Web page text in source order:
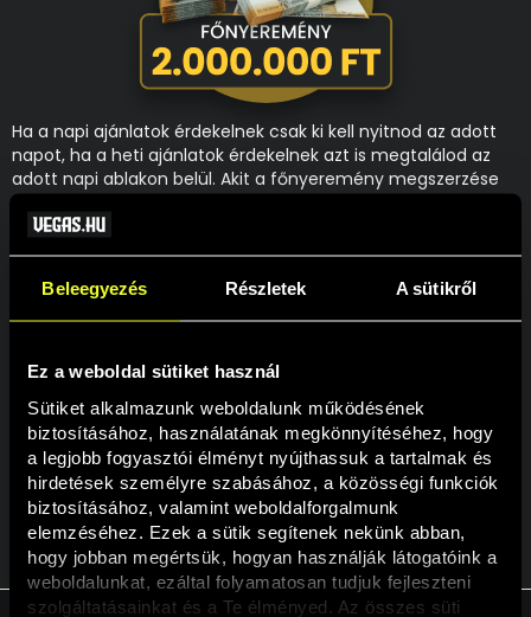
Beleegyezés Részletek A sütikről
Ez a weboldal sütiket használ
Sütiket alkalmazunk weboldalunk működésének
biztosításához, használatának megkönnyítéséhez, hogy
a legjobb fogyasztói élményt nyújthassuk a tartalmak és
hirdetések személyre szabásához, a közösségi funkciók
biztosításához, valamint weboldalforgalmunk
elemzéséhez. Ezek a sütik segítenek nekünk abban,
hogy jobban megértsük, hogyan használják látogatóink a
weboldalunkat, ezáltal folyamatosan tudjuk fejleszteni
szolgáltatásainkat és a Te élményed. Az összes süti
Ha a napi ajánlatok érdekelnek csak ki kell nyitnod az adott
napot, ha a heti ajánlatok érdekelnek azt is megtalálod az
adott napi ablakon belül. Akit a főnyeremény megszerzése
mozgat meg leginkább, annak nincs más dolga, mint egy
érvényes fogadást tenni az adventi oddsok valamelyikére
mind a négy szakaszban. Így akár Te is lehetsz az, aki 2 000
hogy részt kívánsz venni a promóciókban!
Részvételi feltételek
VISSZA A KALENDÁRIUMHOZ